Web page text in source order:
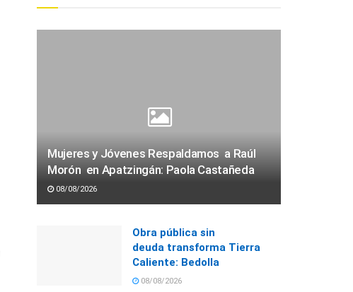
Mujeres y Jóvenes Respaldamos a Raúl
Morón en Apatzingán: Paola Castañeda
08/08/2026
Obra pública sin
deuda transforma Tierra
Caliente: Bedolla
08/08/2026